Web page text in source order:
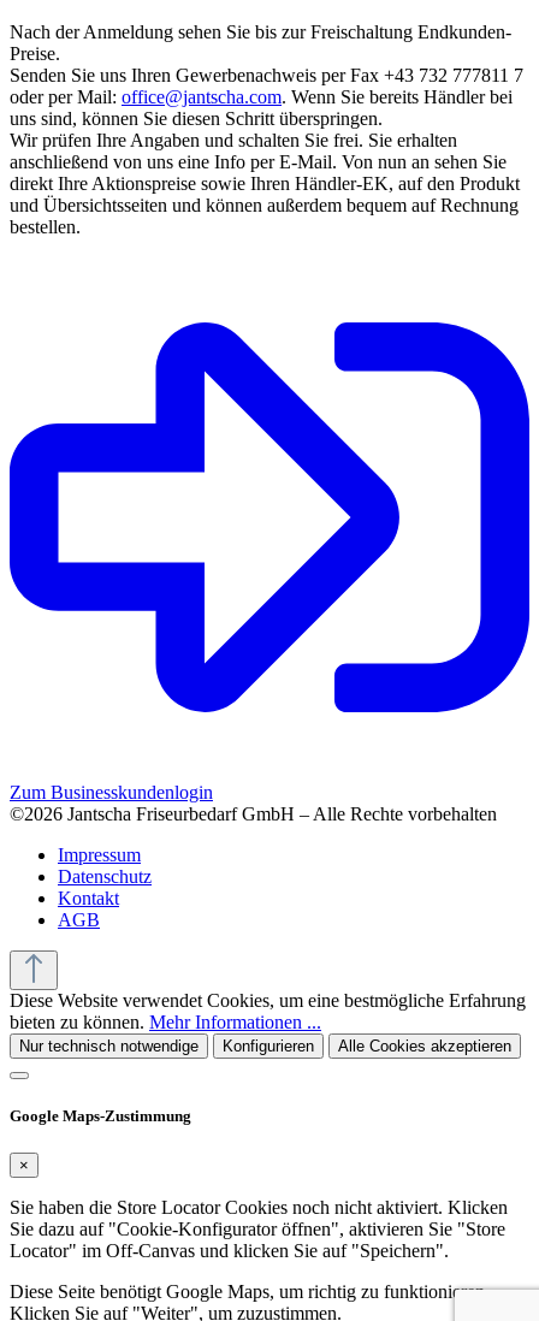
Nach der Anmeldung sehen Sie bis zur Freischaltung Endkunden-
Preise.
Senden Sie uns Ihren Gewerbenachweis per Fax +43 732 777811 7
oder per Mail: office@jantscha.com. Wenn Sie bereits Händler bei
uns sind, können Sie diesen Schritt überspringen.
Wir prüfen Ihre Angaben und schalten Sie frei. Sie erhalten
anschließend von uns eine Info per E-Mail. Von nun an sehen Sie
direkt Ihre Aktionspreise sowie Ihren Händler-EK, auf den Produkt
und Übersichtsseiten und können außerdem bequem auf Rechnung
bestellen.
Zum Businesskundenlogin
©2026 Jantscha Friseurbedarf GmbH – Alle Rechte vorbehalten
Impressum
Datenschutz
Kontakt
AGB
Diese Website verwendet Cookies, um eine bestmögliche Erfahrung
bieten zu können. Mehr Informationen ...
Nur technisch notwendige Konfigurieren Alle Cookies akzeptieren
Google Maps-Zustimmung
×
Sie haben die Store Locator Cookies noch nicht aktiviert. Klicken
Sie dazu auf "Cookie-Konfigurator öffnen", aktivieren Sie "Store
Locator" im Off-Canvas und klicken Sie auf "Speichern".
Diese Seite benötigt Google Maps, um richtig zu funktionieren.
Klicken Sie auf "Weiter", um zuzustimmen.